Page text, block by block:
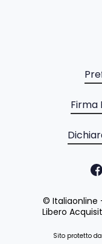
Firma
© Italiaonline
Libero
Sito protetto da